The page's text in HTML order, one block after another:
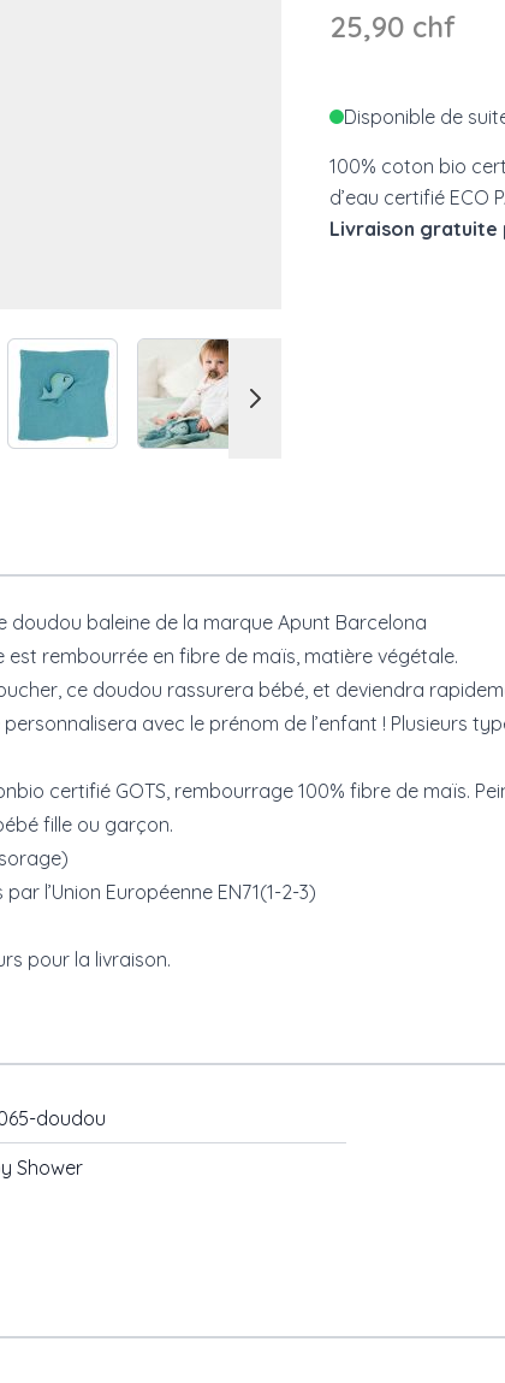
image
View larger imageView larger image
25,90 chf
Disponible de
100% coton bio
d’eau certifié ECO
Livraison gratuite
baleine de la marque Apunt Barcelona
rembourrée en fibre de maïs, matière végétale.
ce doudou rassurera bébé, et deviendra
avec le prénom de l’enfant ! Plusieurs
certifié GOTS, rembourrage 100% fibre de maïs.
fille ou garçon.
l’Union Européenne EN71(1-2-3)
pour la livraison.
doudou
Shower